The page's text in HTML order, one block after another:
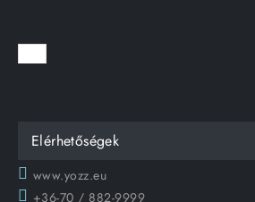
Elérhetőségek
www.yozz.eu
+36-70 / 882-9999